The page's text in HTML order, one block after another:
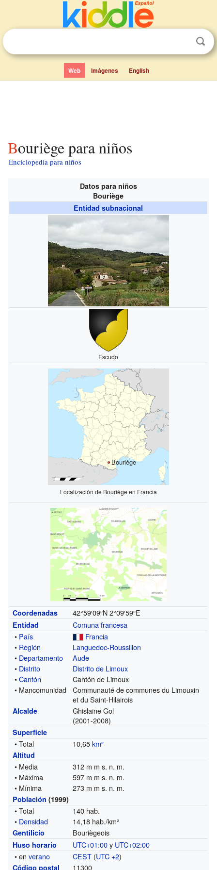
Web Imágenes English
Bouriège para niños
Enciclopedia para niños
Datos para niños
Bouriège
Entidad subnacional
Escudo
Bouriège
Localización de Bouriège en Francia
Coordenadas 42°59′09″N 2°09′59″E
Entidad
Comuna francesa
• País
Francia
• Región
Languedoc-Roussillon
• Departamento
Aude
• Distrito
Distrito de Limoux
•Cantón
Cantón de Limoux
• Mancomunidad
Communauté de communes du Limouxin
et du Saint-Hilairois
Alcalde
Ghislaine Gol
(2001-2008)
Superficie
• Total 10,65km²
Altitud
• Media
312 m m s. n. m.
• Máxima
597 m m s. n. m.
• Mínima
273 m m s. n. m.
Población (1999)
• Total
140 hab.
• Densidad 14,18 hab./km²
Gentilicio Bouriègeois
Huso horario UTC+01:00y UTC+02:00
• enverano CEST (UTC +2)
Código postal 11300